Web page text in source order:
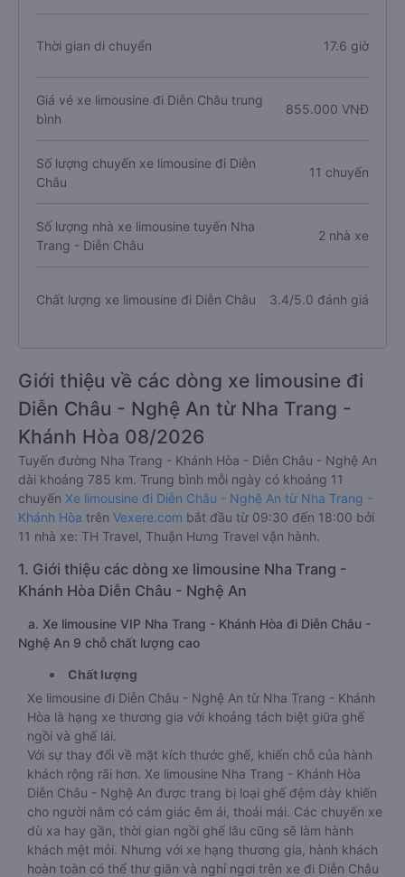
Thời gian di chuyển 17.6 giờ
Giá vé xe limousine đi Diễn Châu trung
bình
855.000 VNĐ
Số lượng chuyến xe limousine đi Diễn
Châu
11 chuyến
Số lượng nhà xe limousine tuyến Nha
Trang - Diễn Châu
2 nhà xe
Chất lượng xe limousine đi Diễn Châu 3.4/5.0 đánh giá
Giới thiệu về các dòng xe limousine đi
Diễn Châu - Nghệ An từ Nha Trang -
Khánh Hòa 08/2026
Tuyến đường Nha Trang - Khánh Hòa - Diễn Châu - Nghệ An
dài khoảng 785 km. Trung bình mỗi ngày có khoảng 11
chuyến Xe limousine đi Diễn Châu - Nghệ An từ Nha Trang -
Khánh Hòa trên Vexere.com bắt đầu từ 09:30 đến 18:00 bởi
11 nhà xe: TH Travel, Thuận Hưng Travel vận hành.
1. Giới thiệu các dòng xe limousine Nha Trang -
Khánh Hòa Diễn Châu - Nghệ An
a. Xe limousine VIP Nha Trang - Khánh Hòa đi Diễn Châu -
Nghệ An 9 chỗ chất lượng cao
Chất lượng
Xe limousine đi Diễn Châu - Nghệ An từ Nha Trang - Khánh
Hòa là hạng xe thương gia với khoảng tách biệt giữa ghế
ngồi và ghế lái.
Với sự thay đổi về mặt kích thước ghế, khiến chỗ của hành
khách rộng rãi hơn. Xe limousine Nha Trang - Khánh Hòa
Diễn Châu - Nghệ An được trang bị loại ghế đệm dày khiến
cho người nằm có cảm giác êm ái, thoải mái. Các chuyến xe
dù xa hay gần, thời gian ngồi ghế lâu cũng sẽ làm hành
khách mệt mỏi. Nhưng với xe hạng thương gia, hành khách
hoàn toàn có thể thư giãn và nghỉ ngơi trên xe đi Diễn Châu